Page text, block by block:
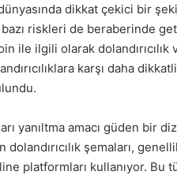
dikkat çekici bir
bazı riskleri de beraberinde
ile ilgili olarak dolandırıcılık
karşı daha
yanıltma amacı güden bir
şemaları,
platformları kullanıyor. Bu